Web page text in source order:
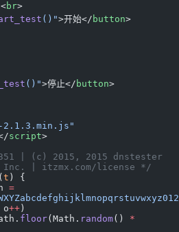
<
br>
()">开始</ button>
()">停止</ button>
script>
| itzmx.com/license */
( t ) {
=
++ )
floor(Math. random() *